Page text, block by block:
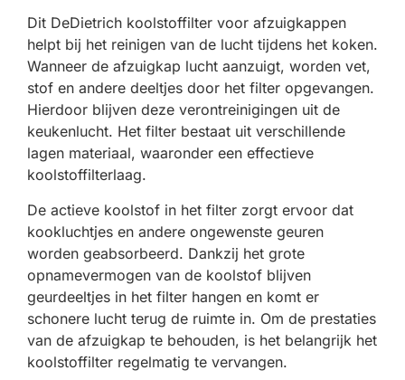
Dit DeDietrich koolstoffilter voor afzuigkappen
helpt bij het reinigen van de lucht tijdens het koken.
Wanneer de afzuigkap lucht aanzuigt, worden vet,
stof en andere deeltjes door het filter opgevangen.
Hierdoor blijven deze verontreinigingen uit de
keukenlucht. Het filter bestaat uit verschillende
lagen materiaal, waaronder een effectieve
koolstoffilterlaag.
De actieve koolstof in het filter zorgt ervoor dat
kookluchtjes en andere ongewenste geuren
worden geabsorbeerd. Dankzij het grote
opnamevermogen van de koolstof blijven
geurdeeltjes in het filter hangen en komt er
schonere lucht terug de ruimte in. Om de prestaties
van de afzuigkap te behouden, is het belangrijk het
koolstoffilter regelmatig te vervangen.